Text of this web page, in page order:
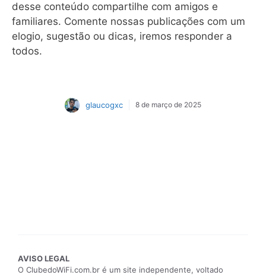
desse conteúdo compartilhe com amigos e
familiares. Comente nossas publicações com um
elogio, sugestão ou dicas, iremos responder a
todos.
glaucogxc 8 de março de 2025
AVISO LEGAL
O ClubedoWiFi.com.br é um site independente, voltado